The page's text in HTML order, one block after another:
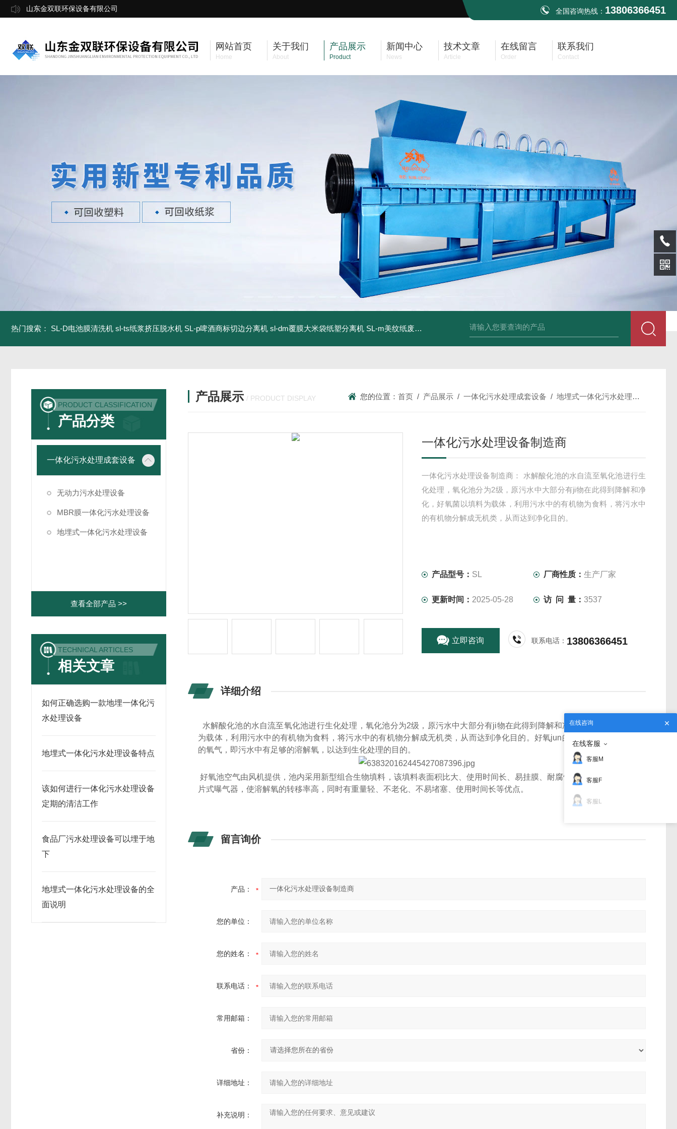
山东金双联环保设备有限公司 全国咨询热线： 13806366451
网站首页
Home
关于我们
About
产品展示
Product
新闻中心
News
技术文章
Article
在线留言
Order
联系我们
Contact
热门搜索： SL-D电池膜清洗机 sl-ts纸浆挤压脱水机 SL-p啤酒商标切边分离机 sl-dm覆膜大米袋纸塑分离机 SL-m美纹纸废料碎浆机 SL-p泡面盖纸塑分离机 sl-d镀铝膜分离清洗机 SL-wl转鼓式纸浆浓缩
PRODUCT CLASSIFICATION
产品分类
一体化污水处理成套设备
无动力污水处理设备
MBR膜一体化污水处理设备
地埋式一体化污水处理设备
查看全部产品 >>
TECHNICAL ARTICLES
相关文章
如何正确选购一款地埋一体化污
水处理设备
地埋式一体化污水处理设备特点
该如何进行一体化污水处理设备
定期的清洁工作
食品厂污水处理设备可以埋于地
下
地埋式一体化污水处理设备的全
面说明
产品展示 / PRODUCT DISPLAY 您的位置：首页 / 产品展示 /一体化污水处理成套设备 /地埋式一体化污水处理设备
一体化污水处理设备制造商
一体化污水处理设备制造商： 水解酸化池的水自流至氧化池进行生
化处理，氧化池分为2级，原污水中大部分有ji物在此得到降解和净
化，好氧菌以填料为载体，利用污水中的有机物为食料，将污水中
的有机物分解成无机类，从而达到净化目的。
产品型号： SL 厂商性质：生产厂家
更新时间： 2025-05-28 访 问 量：3537
立即咨询 联系电话： 13806366451
详细介绍
水解酸化池的水自流至氧化池进行生化处理，氧化池分为2级，原污水中大部分有ji物在此得到降解和净化，好氧菌以填料
为载体，利用污水中的有机物为食料，将污水中的有机物分解成无机类，从而达到净化目的。好氧jun的生存，必须有足够
的氧气，即污水中有足够的溶解氧，以达到生化处理的目的。
好氧池空气由风机提供，池内采用新型组合生物填料，该填料表面积比大、使用时间长、易挂膜、耐腐蚀，池底采用微孔膜
片式曝气器，使溶解氧的转移率高，同时有重量轻、不老化、不易堵塞、使用时间长等优点。
留言询价
产品：
您的单位：
您的姓名：
联系电话：
常用邮箱：
省份：
详细地址：
补充说明：
在线咨询
在线客服
客服M
客服F
客服L